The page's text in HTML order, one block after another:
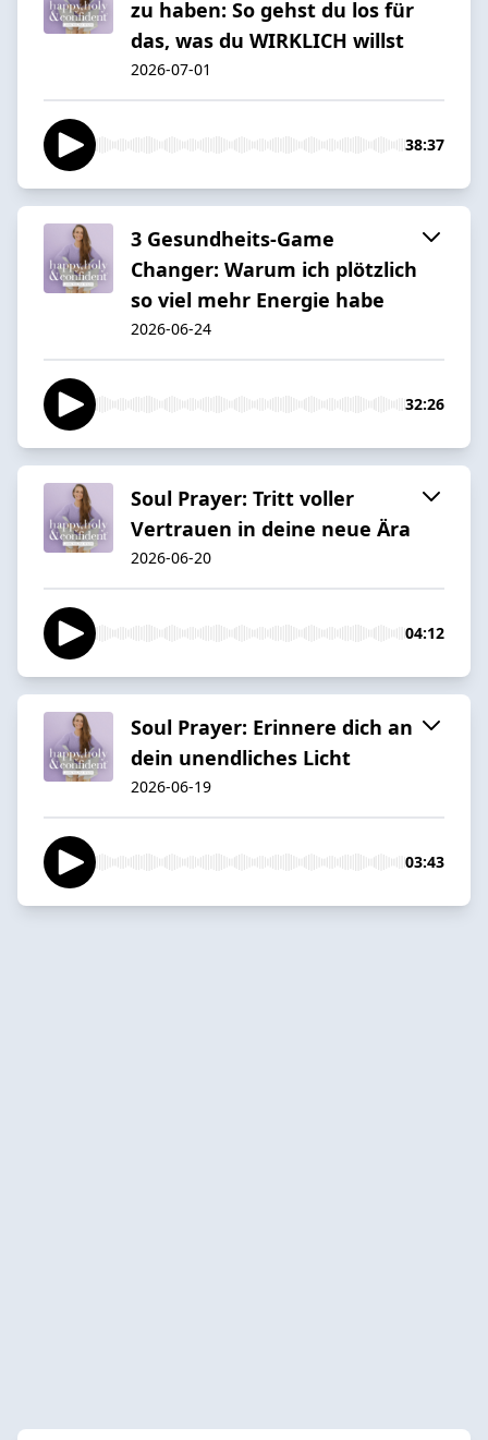
zu haben: So gehst du los für
das, was du WIRKLICH willst
2026-07-01
38:37
3 Gesundheits-Game
Changer: Warum ich plötzlich
so viel mehr Energie habe
2026-06-24
32:26
Soul Prayer: Tritt voller
Vertrauen in deine neue Ära
2026-06-20
04:12
Soul Prayer: Erinnere dich an
dein unendliches Licht
2026-06-19
03:43